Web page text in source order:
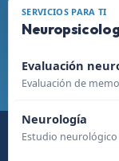
SERVICIOS PARA TI
Evaluación
Evaluación de
Neurología
Estudio